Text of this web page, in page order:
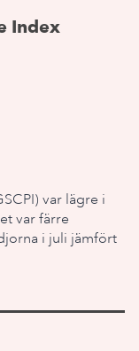
Index
var lägre i
var färre
i juli jämfört